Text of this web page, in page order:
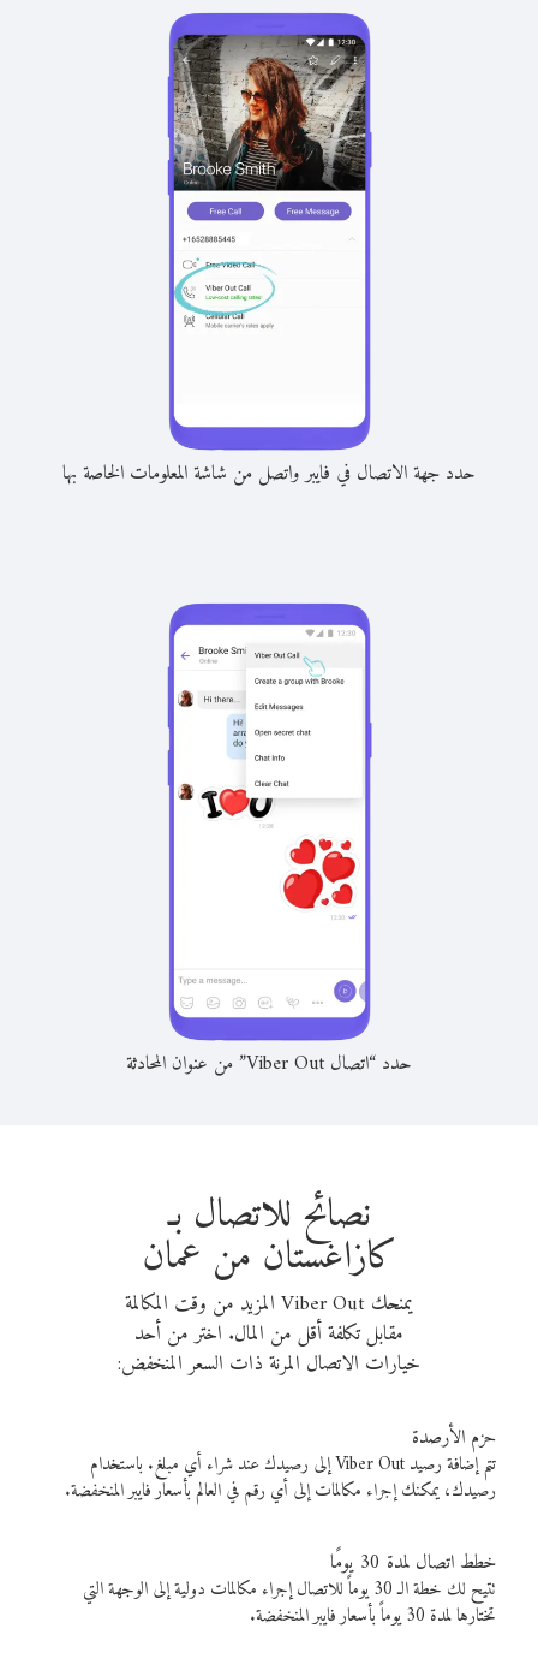
حدد جهة الاتصال في فايبر واتصل من شاشة المعلومات الخاصة بها
حدد “اتصال Viber Out” من عنوان المحادثة
نصائح للاتصال بـ
كازاغستان من عمان
يمنحك Viber Out المزيد من وقت المكالمة
مقابل تكلفة أقل من المال. اختر من أحد
خيارات الاتصال المرنة ذات السعر المنخفض:
حزم الأرصدة
تتم إضافة رصيد Viber Out إلى رصيدك عند شراء أي مبلغ. باستخدام
رصيدك، يمكنك إجراء مكالمات إلى أي رقم في العالم بأسعار فايبر المنخفضة.
خطط اتصال لمدة 30 يومًا
تتيح لك خطة الـ 30 يوماً للاتصال إجراء مكالمات دولية إلى الوجهة التي
تختارها لمدة 30 يوماً بأسعار فايبر المنخفضة.